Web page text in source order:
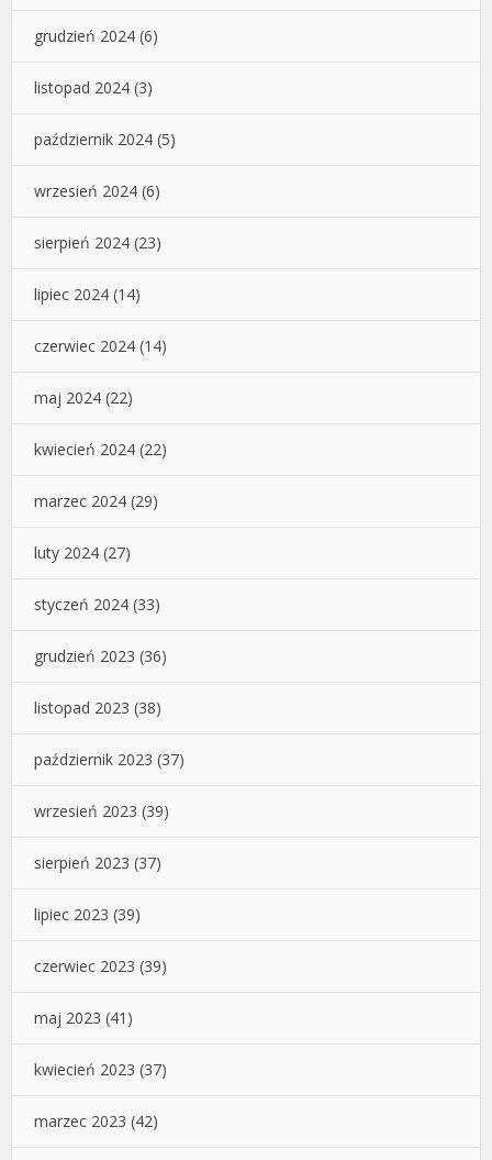
grudzień 2024 (6)
listopad 2024 (3)
październik 2024 (5)
wrzesień 2024 (6)
sierpień 2024 (23)
lipiec 2024 (14)
czerwiec 2024 (14)
maj 2024 (22)
kwiecień 2024 (22)
marzec 2024 (29)
luty 2024 (27)
styczeń 2024 (33)
grudzień 2023 (36)
listopad 2023 (38)
październik 2023 (37)
wrzesień 2023 (39)
sierpień 2023 (37)
lipiec 2023 (39)
czerwiec 2023 (39)
maj 2023 (41)
kwiecień 2023 (37)
marzec 2023 (42)